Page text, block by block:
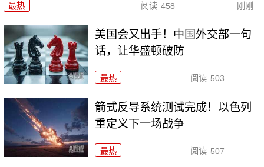
最热 阅读 458 刚刚
美国会又出手！中国外交部一句
话，让华盛顿破防
最热 阅读 503
箭式反导系统测试完成！以色列
重定义下一场战争
最热 阅读 507